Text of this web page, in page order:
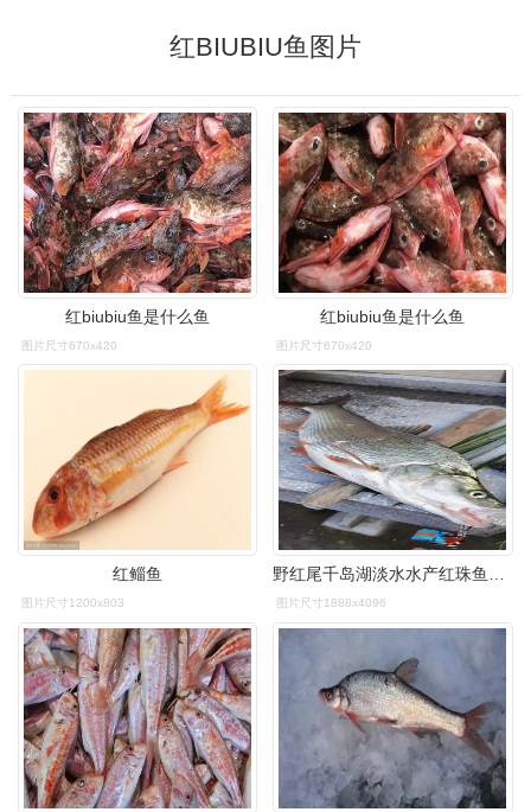
红BIUBIU鱼图片
红biubiu鱼是什么鱼
图片尺寸670x420
红biubiu鱼是什么鱼
图片尺寸670x420
红鲻鱼
图片尺寸1200x803
野红尾千岛湖淡水水产红珠鱼生新鲜活鱼肉质鲜嫩淡水鱼类
图片尺寸1888x4096